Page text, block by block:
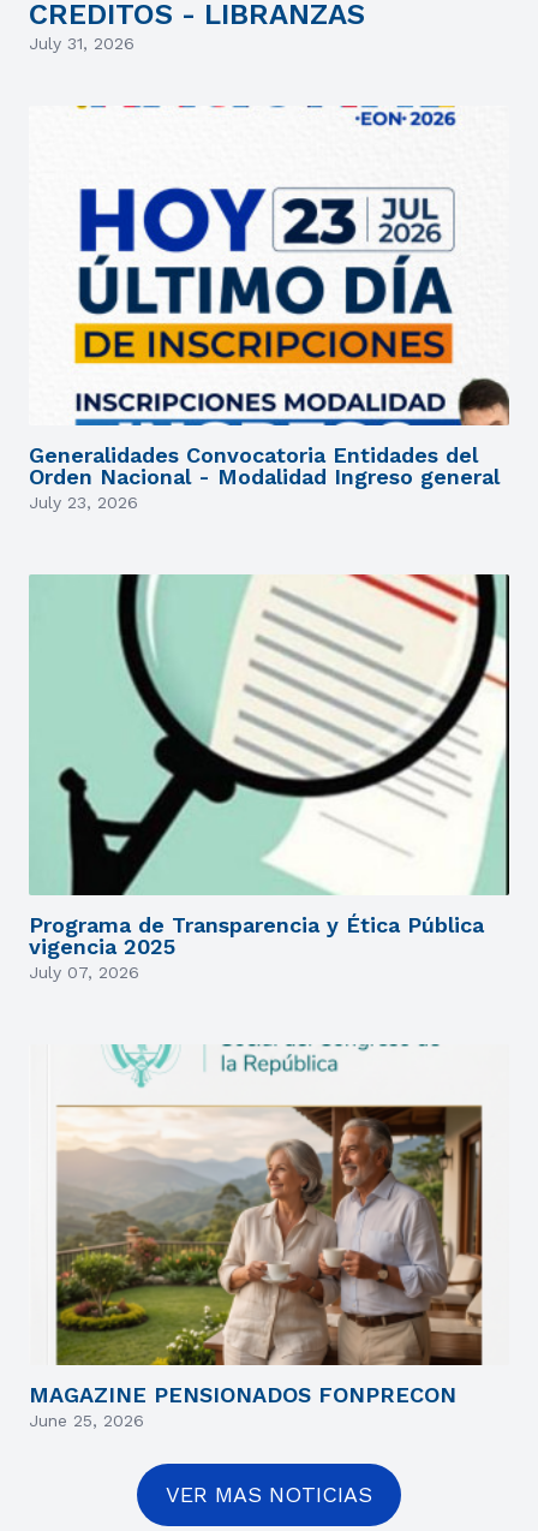
CREDITOS - LIBRANZAS
July 31, 2026
Generalidades Convocatoria Entidades del
Orden Nacional - Modalidad Ingreso general
July 23, 2026
Programa de Transparencia y Ética Pública
vigencia 2025
July 07, 2026
MAGAZINE PENSIONADOS FONPRECON
June 25, 2026
VER MAS NOTICIAS